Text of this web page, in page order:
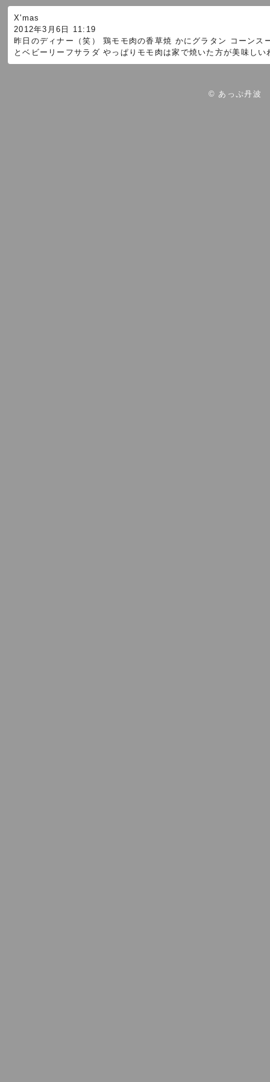
X'mas
2012年3月6日 11:19
昨日のディナー（笑） 鶏モモ肉の香草焼 かにグラタン コーンス
とベビーリーフサラダ やっぱりモモ肉は家で焼いた方が美味しい
© あっぷ丹波